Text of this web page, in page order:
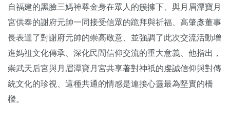
自福建的黑臉三媽神尊金身在眾人的簇擁下、與月眉潭寶月
宮供奉的謝府元帥一同接受信眾的跪拜與祈福、高肇彥董事
長表達了對謝府元帥的崇高敬意、並強調了此次交流活動增
進媽祖文化傳承、深化民間信仰交流的重大意義、他指出，
崇武天后宮與月眉潭寶月宮共享著對神祇的虔誠信仰與對傳
統文化的珍視、這種共通的情感是連接心靈最為堅實的橋
樑。